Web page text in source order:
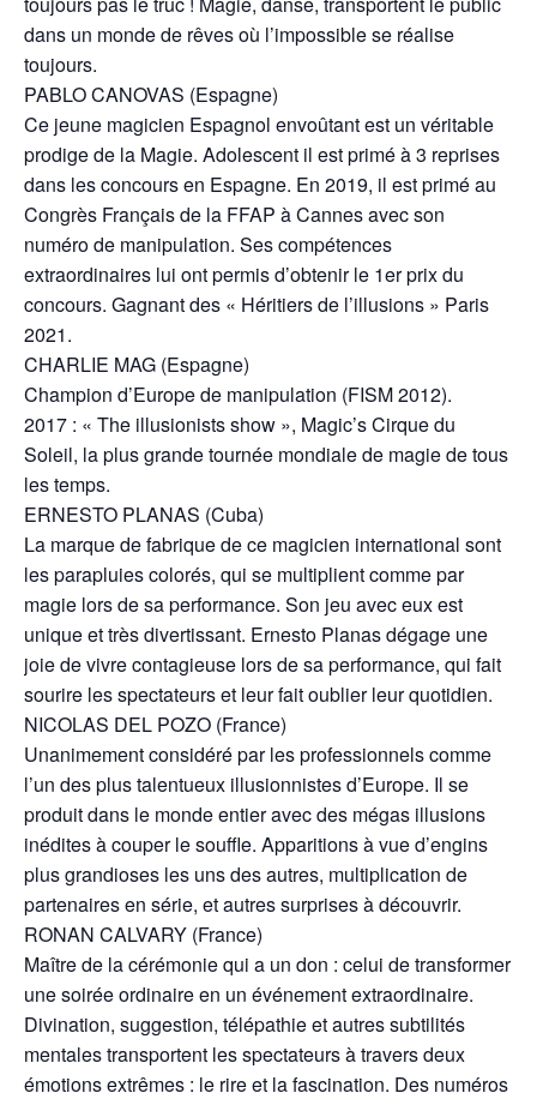
dans un monde de rêves où l’impossible se réalise
toujours.
PABLO CANOVAS (Espagne)
Ce jeune magicien Espagnol envoûtant est un véritable
prodige de la Magie. Adolescent il est primé à 3 reprises
dans les concours en Espagne. En 2019, il est primé au
Congrès Français de la FFAP à Cannes avec son
numéro de manipulation. Ses compétences
extraordinaires lui ont permis d’obtenir le 1er prix du
concours. Gagnant des « Héritiers de l’illusions » Paris
2021.
CHARLIE MAG (Espagne)
Champion d’Europe de manipulation (FISM 2012).
2017 : « The illusionists show », Magic’s Cirque du
Soleil, la plus grande tournée mondiale de magie de tous
les temps.
ERNESTO PLANAS (Cuba)
La marque de fabrique de ce magicien international sont
les parapluies colorés, qui se multiplient comme par
magie lors de sa performance. Son jeu avec eux est
unique et très divertissant. Ernesto Planas dégage une
joie de vivre contagieuse lors de sa performance, qui fait
sourire les spectateurs et leur fait oublier leur quotidien.
NICOLAS DEL POZO (France)
Unanimement considéré par les professionnels comme
l’un des plus talentueux illusionnistes d’Europe. Il se
produit dans le monde entier avec des mégas illusions
inédites à couper le souffle. Apparitions à vue d’engins
plus grandioses les uns des autres, multiplication de
partenaires en série, et autres surprises à découvrir.
RONAN CALVARY (France)
Maître de la cérémonie qui a un don : celui de transformer
une soirée ordinaire en un événement extraordinaire.
Divination, suggestion, télépathie et autres subtilités
mentales transportent les spectateurs à travers deux
émotions extrêmes : le rire et la fascination. Des numéros